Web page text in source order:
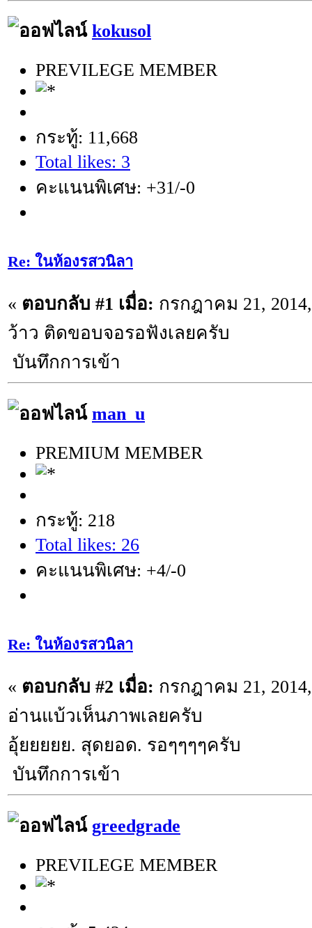
kokusol
PREVILEGE MEMBER
กระทู้: 11,668
Total likes: 3
คะแนนพิเศษ: +31/-0
Re: ในห้องรสวนิลา
« ตอบกลับ #1 เมื่อ: กรกฎาคม 21,
ว้าว ติดขอบจอรอฟังเลยครับ
บันทึกการเข้า
man_u
PREMIUM MEMBER
กระทู้: 218
Total likes: 26
คะแนนพิเศษ: +4/-0
Re: ในห้องรสวนิลา
« ตอบกลับ #2 เมื่อ: กรกฎาคม 21,
อ่านแบ้วเห็นภาพเลยครับ
อุ้ยยยยย. สุดยอด. รอๆๆๆๆครับ
บันทึกการเข้า
greedgrade
PREVILEGE MEMBER